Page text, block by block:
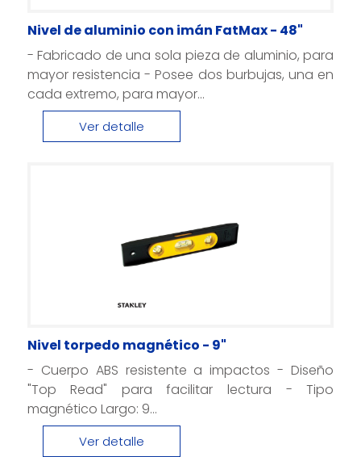
Nivel de aluminio con imán FatMax - 48"
- Fabricado de una sola pieza de aluminio, para
mayor resistencia - Posee dos burbujas, una en
cada extremo, para mayor...
Ver detalle
Nivel torpedo magnético - 9"
- Cuerpo ABS resistente a impactos - Diseño
"Top Read" para facilitar lectura - Tipo
magnético Largo: 9...
Ver detalle